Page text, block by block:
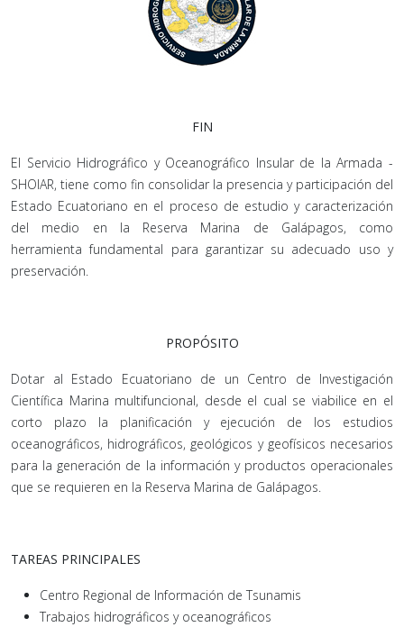
FIN
El Servicio Hidrográfico y Oceanográfico Insular de la Armada -
SHOIAR, tiene como fin consolidar la presencia y participación del
Estado Ecuatoriano en el proceso de estudio y caracterización
del medio en la Reserva Marina de Galápagos, como
herramienta fundamental para garantizar su adecuado uso y
preservación.
PROPÓSITO
Dotar al Estado Ecuatoriano de un Centro de Investigación
Científica Marina multifuncional, desde el cual se viabilice en el
corto plazo la planificación y ejecución de los estudios
oceanográficos, hidrográficos, geológicos y geofísicos necesarios
para la generación de la información y productos operacionales
que se requieren en la Reserva Marina de Galápagos.
TAREAS PRINCIPALES
Centro Regional de Información de Tsunamis
Trabajos hidrográficos y oceanográficos